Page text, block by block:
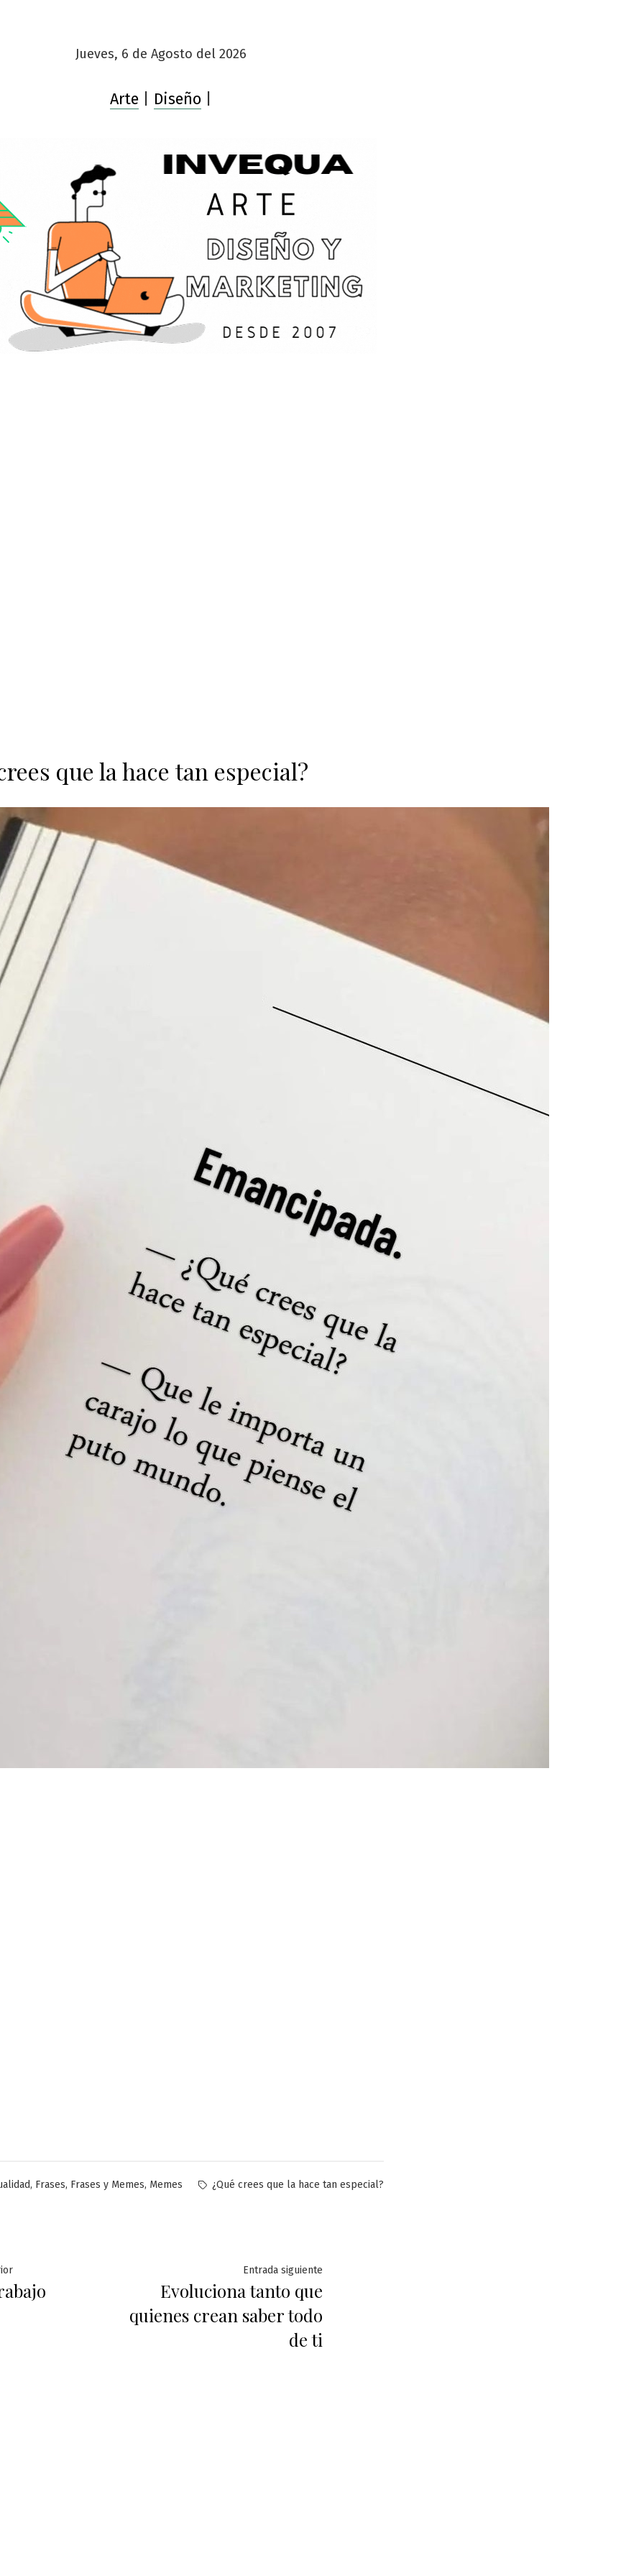
Jueves, 6 de Agosto del 2026
Arte Diseño
que la hace tan especial?
, Frases, Frases y Memes, Memes Etiquetas:
¿Qué crees que la hace tan especial?
Entrada
anterior:
Entrada siguiente
Evoluciona tanto que
quienes crean saber todo
de ti